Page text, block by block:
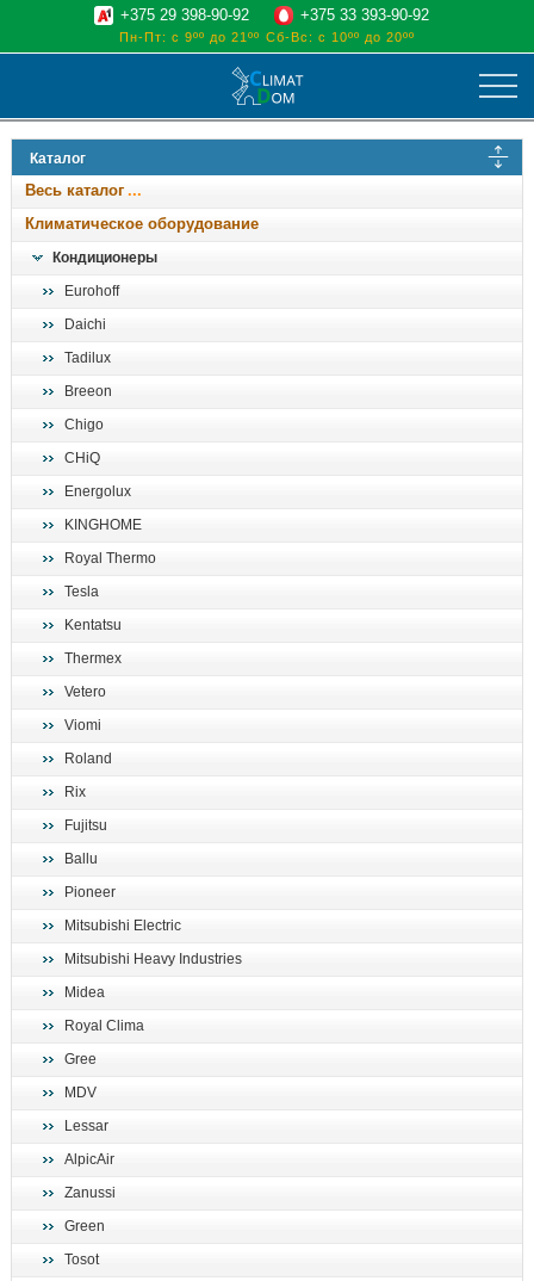
климат
отопительные котлы
водоснабжение
+375 29 398-90-92 +375 33 393-90-92
Пн-Пт: с 9ºº до 21ºº Сб-Вс: с 10ºº до 20ºº
Каталог
Весь каталог
Климатическое оборудование
Кондиционеры
Eurohoff
Daichi
Tadilux
Breeon
Chigo
CHiQ
Energolux
KINGHOME
Royal Thermo
Tesla
Kentatsu
Thermex
Vetero
Viomi
Roland
Rix
Fujitsu
Ballu
Pioneer
Mitsubishi Electric
Mitsubishi Heavy Industries
Midea
Royal Clima
Gree
MDV
Lessar
AlpicAir
Zanussi
Green
Tosot